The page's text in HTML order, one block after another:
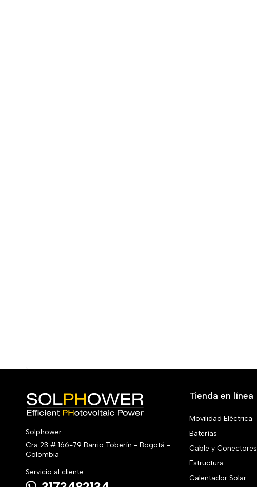
Solphower
Cra 23 # 166-79 Barrio Toberín - Bogotá -
Colombia
Servicio al cliente
Tienda en línea
Movilidad Eléctrica
Baterías
Cable y Conectores
Estructura
Calentador Solar